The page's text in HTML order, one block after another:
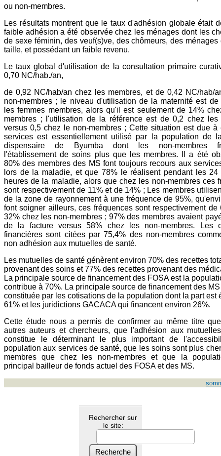
ou non-membres.
Les résultats montrent que le taux d'adhésion globale était
faible adhésion a été observée chez les ménages dont les
de sexe féminin, des veuf(s)ve, des chômeurs, des ménages
taille, et possédant un faible revenu.
Le taux global d'utilisation de la consultation primaire
0,70 NC/hab./an,
de 0,92 NC/hab/an chez les membres, et de 0,42 NC/hab/
non-membres ; le niveau d'utilisation de la maternité est de
les femmes membres, alors qu'il est seulement de 14%
membres ; l'utilisation de la référence est de 0,2 chez les
versus 0,5 chez le non-membres ; Cette situation est due à
services est essentiellement utilisé par la population de
dispensaire de Byumba dont les non-membres
l'établissement de soins plus que les membres. Il a été
80% des membres des MS font toujours recours aux
lors de la maladie, et que 78% le réalisent pendant les 24
heures de la maladie, alors que chez les non-membres ces
sont respectivement de 11% et de 14% ; Les membres
de la zone de rayonnement à une fréquence de 95%,
font soigner ailleurs, ces fréquences sont respectivement de
32% chez les non-membres ; 97% des membres avaient
de la facture versus 58% chez les non-membres. Les
financières sont citées par 75,4% des non-membres
non adhésion aux mutuelles de santé.
Les mutuelles de santé génèrent environ 70% des recettes
provenant des soins et 77% des recettes provenant des
La principale source de financement des FOSA est la
contribue à 70%. La principale source de financement des
constituée par les cotisations de la population dont la part est
61% et les juridictions GACACA qui financent environ 26%.
Cette étude nous a permis de confirmer au même titre
autres auteurs et chercheurs, que l'adhésion aux
constitue le déterminant le plus important de
population aux services de santé, que les soins sont plus
membres que chez les non-membres et que la
principal bailleur de fonds actuel des FOSA et des MS.
Rechercher sur
le site: